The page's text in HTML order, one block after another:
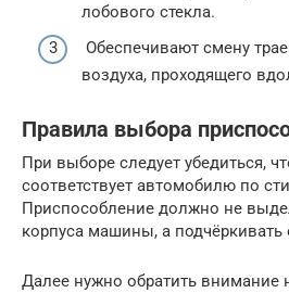
лобового стекла.
Обеспечивают смену
воздуха, проходящего
Правила выбора
При выборе следует убедиться,
соответствует автомобилю по
Приспособление должно не
корпуса машины, а подчёркивать
Далее нужно обратить внимание